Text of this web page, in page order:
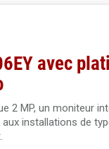
avec
2 MP, un moniteur
installations de